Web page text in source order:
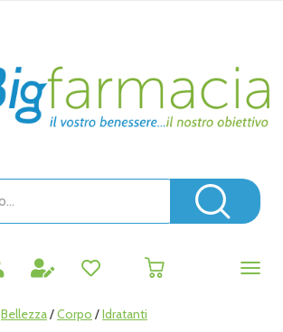
Bellezza/Corpo /Idratanti